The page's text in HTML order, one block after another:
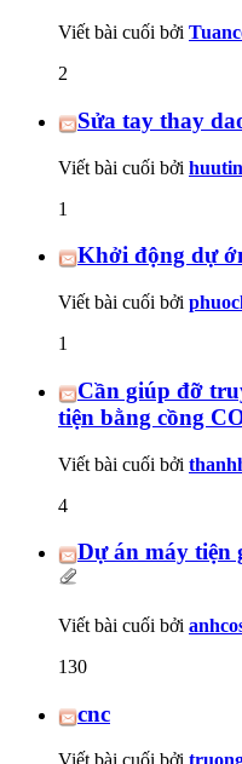
Viết bài cuối bởi
2
Sửa tay thay
Viết bài cuối bởi
1
Khởi động dự
Viết bài cuối bởi
1
Cần giúp đỡ
tiện bằng cồng
Viết bài cuối bởi
4
Dự án máy tiện
Viết bài cuối bởi
130
cnc